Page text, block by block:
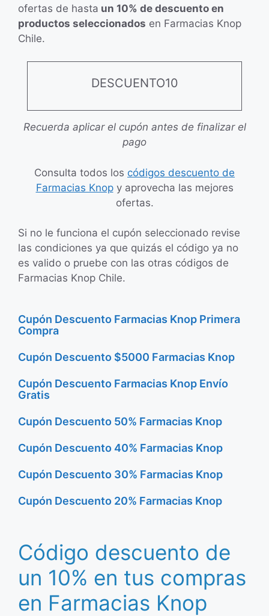
ofertas de hasta un 10% de descuento en
productos seleccionados en Farmacias Knop
Chile.
DESCUENTO10
Recuerda aplicar el cupón antes de finalizar el
pago
Consulta todos los códigos descuento de
Farmacias Knopy aprovecha las mejores
ofertas.
Si no le funciona el cupón seleccionado revise
las condiciones ya que quizás el código ya no
es valido o pruebe con las otras códigos de
Farmacias Knop Chile.
Cupón Descuento Farmacias Knop Primera
Compra
Cupón Descuento $5000 Farmacias Knop
Cupón Descuento Farmacias Knop Envío
Gratis
Cupón Descuento 50% Farmacias Knop
Cupón Descuento 40% Farmacias Knop
Cupón Descuento 30% Farmacias Knop
Cupón Descuento 20% Farmacias Knop
Código descuento de
un 10% en tus compras
en Farmacias Knop